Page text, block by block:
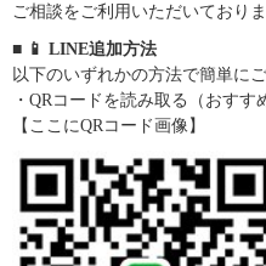
ご相談をご利用いただいておりま
■ 📱 LINE追加方法
以下のいずれかの方法で簡単に
・QRコードを読み取る（おすす
【ここにQRコード画像】